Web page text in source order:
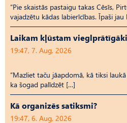
“Pie skaistās pastaigu takas Cēsīs,
vajadzētu kādas labierīcības. Īpaši
Laikam kļūstam
19:47, 7. Aug, 2026
“Mazliet taču jāapdomā, kā tiksi
ka šogad palīdzēt […]
Kā organizēs satiksmi?
19:47, 6. Aug, 2026